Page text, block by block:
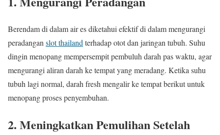
Berendam di dalam air es diketahui efektif di dalam mengurangi
peradangan slot thailand terhadap otot dan jaringan tubuh. Suhu
dingin menopang mempersempit pembuluh darah pas waktu, agar
mengurangi aliran darah ke tempat yang meradang. Ketika suhu
tubuh lagi normal, darah fresh mengalir ke tempat berikut untuk
menopang proses penyembuhan.
2. Meningkatkan Pemulihan Setelah